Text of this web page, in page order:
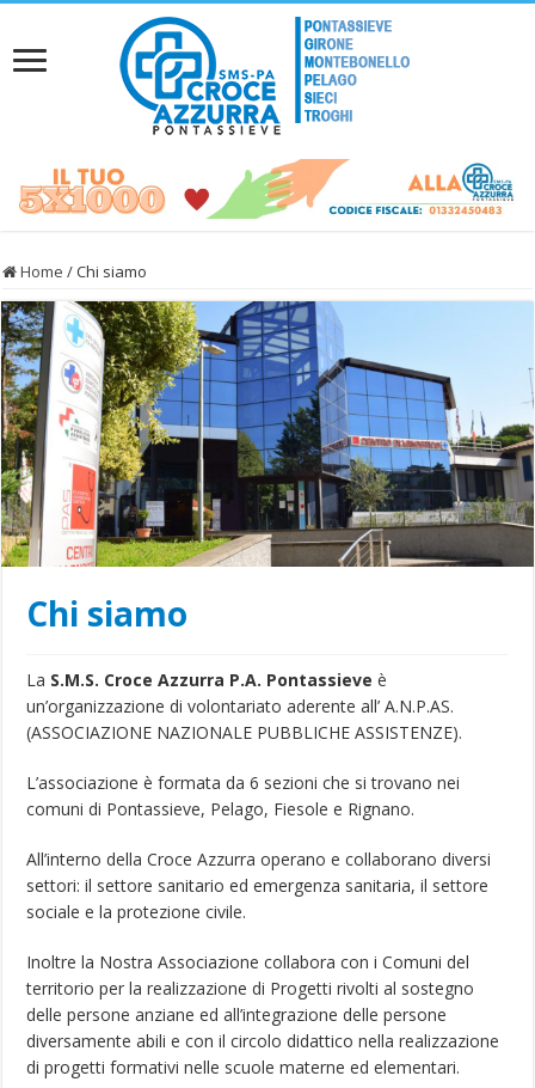
Home /Chi siamo
Chi siamo
La S.M.S. Croce Azzurra P.A. Pontassieve è
un’organizzazione di volontariato aderente all’ A.N.P.AS.
(ASSOCIAZIONE NAZIONALE PUBBLICHE ASSISTENZE).
L’associazione è formata da 6 sezioni che si trovano nei
comuni di Pontassieve, Pelago, Fiesole e Rignano.
All’interno della Croce Azzurra operano e collaborano diversi
settori: il settore sanitario ed emergenza sanitaria, il settore
sociale e la protezione civile.
Inoltre la Nostra Associazione collabora con i Comuni del
territorio per la realizzazione di Progetti rivolti al sostegno
delle persone anziane ed all’integrazione delle persone
diversamente abili e con il circolo didattico nella realizzazione
di progetti formativi nelle scuole materne ed elementari.